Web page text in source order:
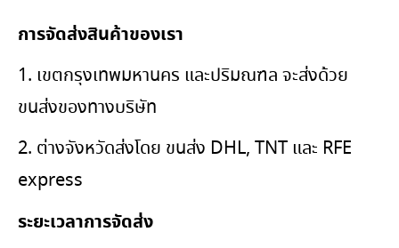
การจัดส่งสินค้าของเรา
1. เขตกรุงเทพมหานคร และปริมณฑล จะส่งด้วย
ขนส่งของทางบริษัท
2. ต่างจังหวัดส่งโดย ขนส่ง DHL, TNT และ RFE
express
ระยะเวลาการจัดส่ง